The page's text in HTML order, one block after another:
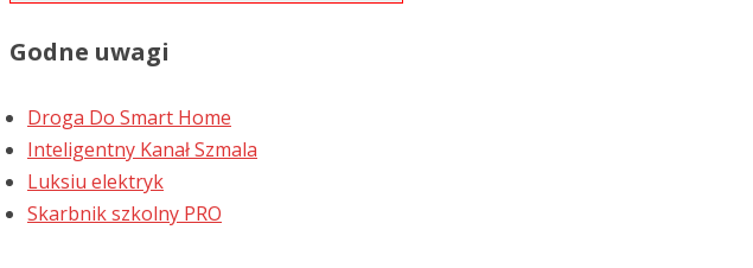
Godne uwagi
Droga Do Smart Home
Inteligentny Kanał Szmala
Luksiu elektryk
Skarbnik szkolny PRO